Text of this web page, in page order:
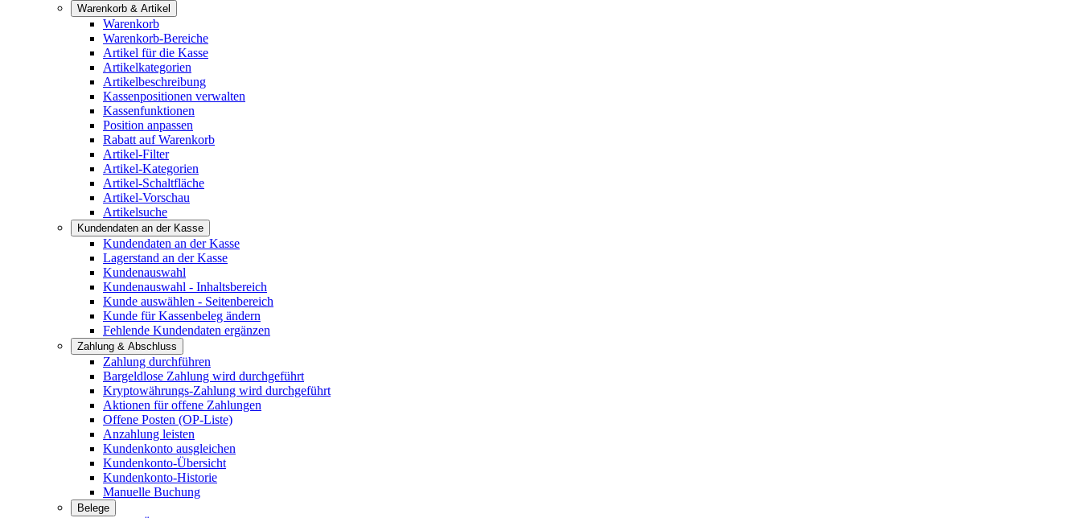
Warenkorb & Artikel
Warenkorb
Warenkorb-Bereiche
Artikel für die Kasse
Artikelkategorien
Artikelbeschreibung
Kassenpositionen verwalten
Kassenfunktionen
Position anpassen
Rabatt auf Warenkorb
Artikel-Filter
Artikel-Kategorien
Artikel-Schaltfläche
Artikel-Vorschau
Artikelsuche
Kundendaten an der Kasse
Kundendaten an der Kasse
Lagerstand an der Kasse
Kundenauswahl
Kundenauswahl - Inhaltsbereich
Kunde auswählen - Seitenbereich
Kunde für Kassenbeleg ändern
Fehlende Kundendaten ergänzen
Zahlung & Abschluss
Zahlung durchführen
Bargeldlose Zahlung wird durchgeführt
Kryptowährungs-Zahlung wird durchgeführt
Aktionen für offene Zahlungen
Offene Posten (OP-Liste)
Anzahlung leisten
Kundenkonto ausgleichen
Kundenkonto-Übersicht
Kundenkonto-Historie
Manuelle Buchung
Belege